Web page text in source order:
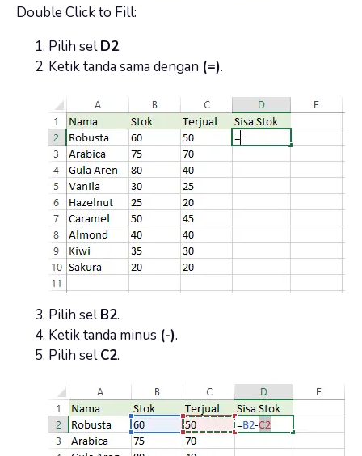
Double Click to Fill:
Pilih selD2.
Ketik tanda sama dengan (=).
Pilih selB2.
Ketik tanda minus (-).
Pilih selC2.